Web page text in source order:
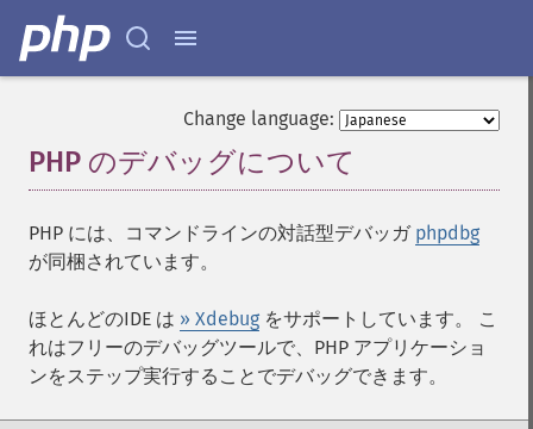
Change language:
PHP のデバッグについて
PHP には、コマンドラインの対話型デバッガ phpdbg
が同梱されています。
ほとんどのIDE は » Xdebug をサポートしています。 こ
れはフリーのデバッグツールで、PHP アプリケーショ
ンをステップ実行することでデバッグできます。